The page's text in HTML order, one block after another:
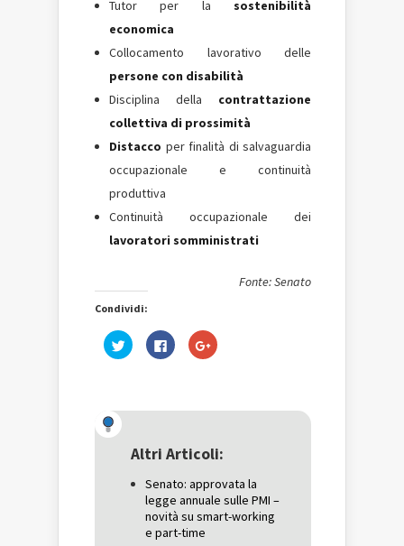
Tutor per la sostenibilità
economica
Collocamento lavorativo delle
persone con disabilità
Disciplina della contrattazione
collettiva di prossimità
Distacco per finalità di salvaguardia
occupazionale e continuità
produttiva
Continuità occupazionale dei
lavoratori somministrati
Fonte: Senato
Condividi:
Fai
clic
una
nuova
Fai
clic
nuova
finestra)
Fai
clic
una
nuova
Altri Articoli:
Senato: approvata la
legge annuale sulle PMI –
novità su smart-working
e part-time